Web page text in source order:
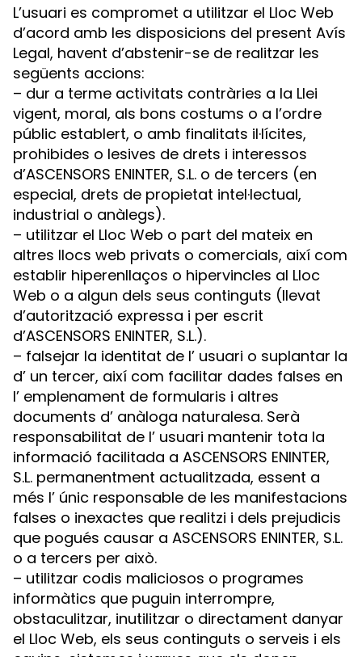
L’usuari es compromet a utilitzar el Lloc Web
d’acord amb les disposicions del present Avís
Legal, havent d’abstenir-se de realitzar les
següents accions:
– dur a terme activitats contràries a la Llei
vigent, moral, als bons costums o a l’ordre
públic establert, o amb finalitats il·lícites,
prohibides o lesives de drets i interessos
d’ASCENSORS ENINTER, S.L. o de tercers (en
especial, drets de propietat intel·lectual,
industrial o anàlegs).
– utilitzar el Lloc Web o part del mateix en
altres llocs web privats o comercials, així com
establir hiperenllaços o hipervincles al Lloc
Web o a algun dels seus continguts (llevat
d’autorització expressa i per escrit
d’ASCENSORS ENINTER, S.L.).
– falsejar la identitat de l’ usuari o suplantar la
d’ un tercer, així com facilitar dades falses en
l’ emplenament de formularis i altres
documents d’ anàloga naturalesa. Serà
responsabilitat de l’ usuari mantenir tota la
informació facilitada a ASCENSORS ENINTER,
S.L. permanentment actualitzada, essent a
més l’ únic responsable de les manifestacions
falses o inexactes que realitzi i dels prejudicis
que pogués causar a ASCENSORS ENINTER, S.L.
o a tercers per això.
– utilitzar codis maliciosos o programes
informàtics que puguin interrompre,
obstaculitzar, inutilitzar o directament danyar
el Lloc Web, els seus continguts o serveis i els